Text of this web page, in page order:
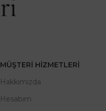
MÜŞTERI HIZMETLERI
Hakkımızda
Hesabım